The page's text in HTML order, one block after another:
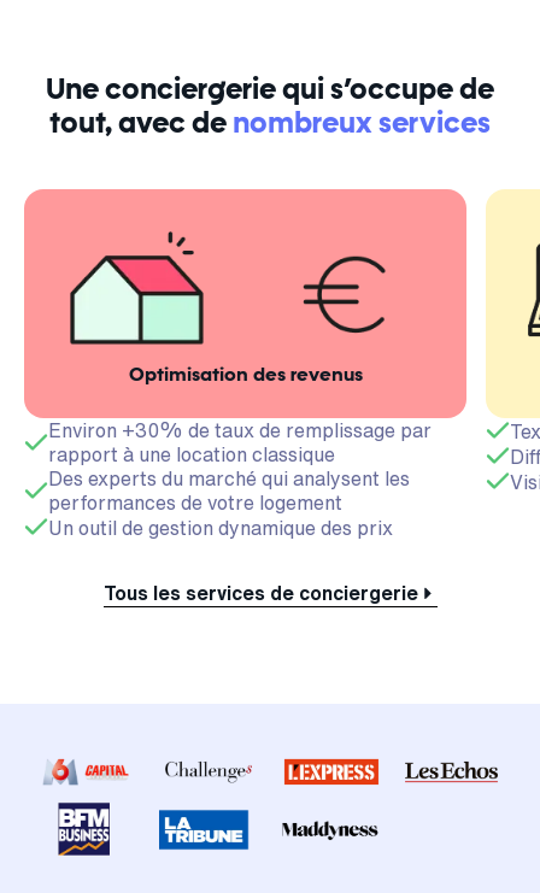
Une conciergerie qui s’occupe de
tout, avec denombreux services
Optimisation des revenus
Environ +30% de taux de remplissage par
rapport à une location classique
Des experts du marché qui analysent les
performances de votre logement
Un outil de gestion dynamique des prix
Tous les services de conciergerie